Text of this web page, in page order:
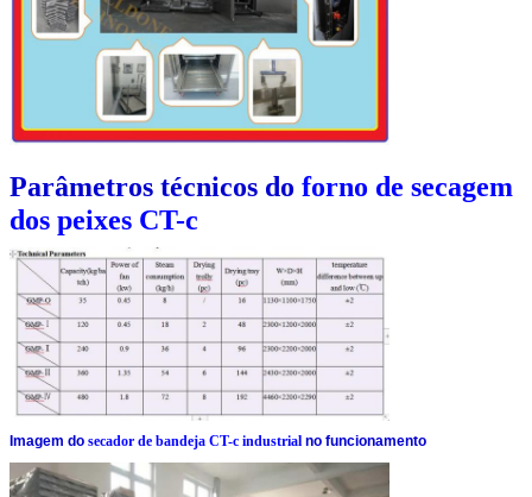
Parâmetros técnicos do forno de secagem
dos peixes CT-c
Imagem do secador de bandeja CT-c industrial no funcionamento